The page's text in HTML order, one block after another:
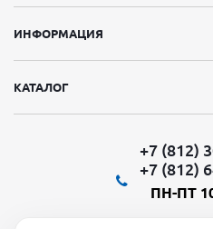
ИНФОРМАЦИЯ
КАТАЛОГ
+7 (812)
+7 (812)
ПН-ПТ